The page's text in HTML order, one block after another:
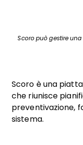
Scoro può gestire
Scoro è una
che riunisce
preventivazione,
sistema.